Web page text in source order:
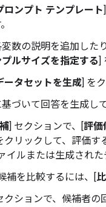
ロンプト テンプレート
数の説明を追加した
プルサイズを指定する]
ータセットを生成] を
づいて回答を生成し
] セクションで、[評価
クリックして、評価す
イルまたは生成され
補を比較するには、[
クションで、候補者の